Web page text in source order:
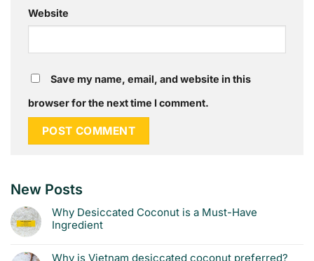
Website
Save my name, email, and website in this
browser for the next time I comment.
New Posts
Why Desiccated Coconut is a Must-Have
Ingredient
Why is Vietnam desiccated coconut preferred?